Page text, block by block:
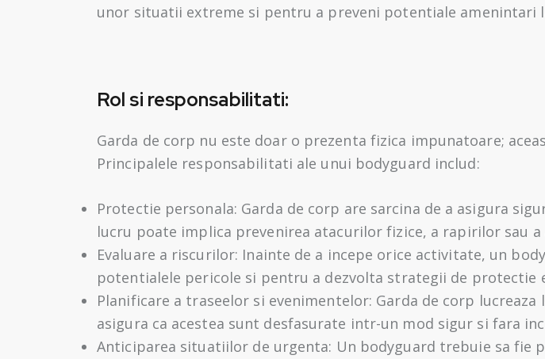
unor situatii extreme si pentru a preveni potentiale amenintari
Rol si responsabilitati:
Garda de corp nu este doar o prezenta fizica impunatoare;
Principalele responsabilitati ale unui bodyguard includ:
Protectie personala: Garda de corp are sarcina de a asigura
lucru poate implica prevenirea atacurilor fizice, a rapirilor sau
Evaluare a riscurilor: Inainte de a incepe orice activitate, un
potentialele pericole si pentru a dezvolta strategii de protectie
Planificare a traseelor si evenimentelor: Garda de corp
asigura ca acestea sunt desfasurate intr-un mod sigur si fara
Anticiparea situatiilor de urgenta: Un bodyguard trebuie sa